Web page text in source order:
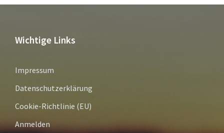
Wichtige Links
Impressum
Datenschutzerklärung
Cookie-Richtlinie (EU)
Anmelden